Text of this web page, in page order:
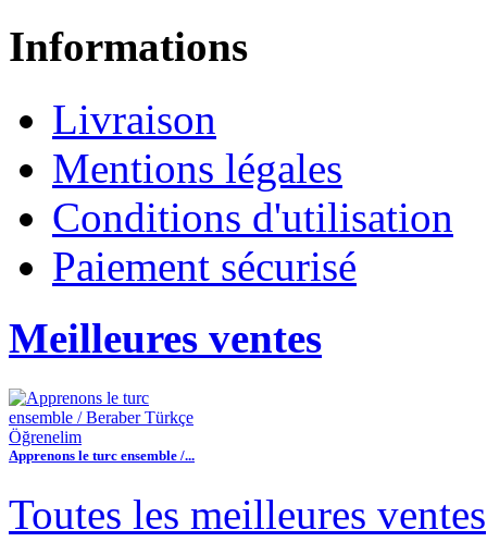
Informations
Livraison
Mentions légales
Conditions d'utilisation
Paiement sécurisé
Meilleures ventes
Apprenons le turc ensemble /...
30,00 €
Toutes les meilleures ventes